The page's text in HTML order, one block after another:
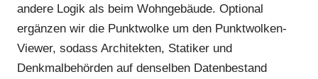
andere Logik als beim Wohngebäude. Optional
ergänzen wir die Punktwolke um den Punktwolken-
Viewer, sodass Architekten, Statiker und
Denkmalbehörden auf denselben Datenbestand